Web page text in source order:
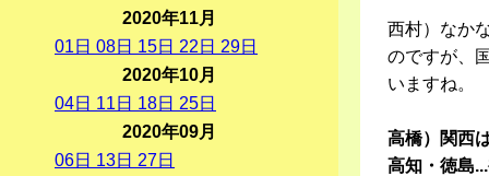
西村）なか
のですが、
いますね。
高橋）関西
高知・徳島
2020年11月
01 日 08日 15日 22 日 29日
2020年10月
04日 11 日 18日 25日
2020年09月
06日 13日 27日